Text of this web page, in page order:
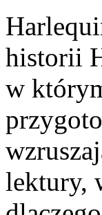
historii
w
lektury,